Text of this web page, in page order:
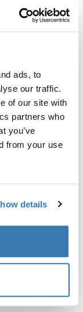
ads, to
our traffic.
of our site with
partners who
you’ve
from your use
details
AB
Hillerstorp,